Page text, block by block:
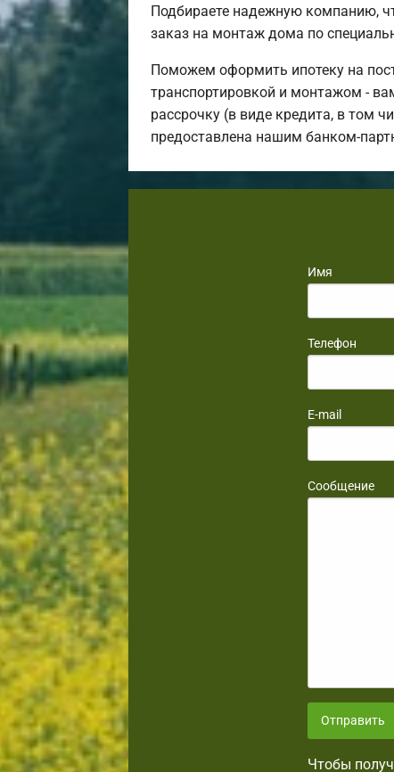
Подбираете надежную компанию,
заказ на монтаж дома по
Поможем оформить ипотеку на
транспортировкой и монтажом -
рассрочку (в виде кредита, в том
предоставлена нашим банком-
Имя
Телефон
E-mail
Сообщение
Отправить
Чтобы